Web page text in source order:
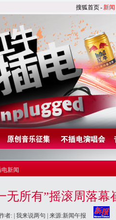
搜狐首页-新闻
电新闻
无所有”摇滚周落幕
者: | 我来说两句 | 来源:新闻午报